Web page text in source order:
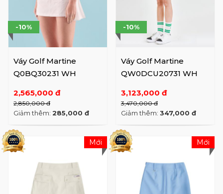
Váy Golf Martine
Q0BQ30231 WH
2,565,000 đ
2,850,000 đ
-10%
Giảm thêm: 285,000 đ
Váy Golf Martine
QW0DCU20731 WH
3,123,000 đ
3,470,000 đ
-10%
Giảm thêm: 347,000 đ
Mới Mới